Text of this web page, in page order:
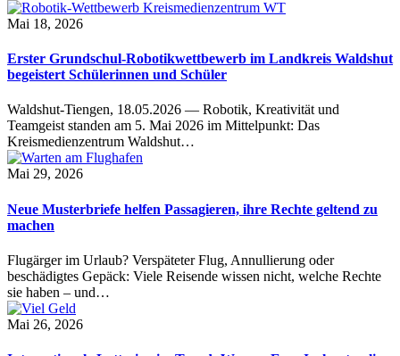
Mai 18, 2026
Erster Grundschul-Robotikwettbewerb im Landkreis Waldshut
begeistert Schülerinnen und Schüler
Waldshut-Tiengen, 18.05.2026 — Robotik, Kreativität und
Teamgeist standen am 5. Mai 2026 im Mittelpunkt: Das
Kreismedienzentrum Waldshut…
Mai 29, 2026
Neue Musterbriefe helfen Passagieren, ihre Rechte geltend zu
machen
Flugärger im Urlaub? Verspäteter Flug, Annullierung oder
beschädigtes Gepäck: Viele Reisende wissen nicht, welche Rechte
sie haben – und…
Mai 26, 2026